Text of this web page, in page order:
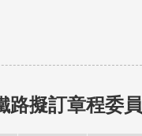
路擬訂章程委員